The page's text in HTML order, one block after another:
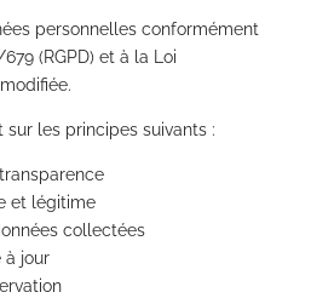
personnelles conformément
(RGPD) et à la Loi
les principes suivants :
et légitime
collectées
à jour